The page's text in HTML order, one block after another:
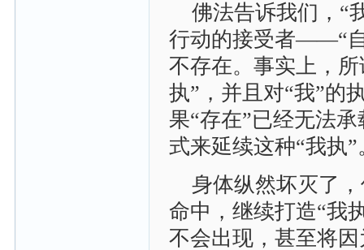
佛法告诉我们，“
行动的接受者——“自
不存在。事实上，
执”，并且对“我”的
果“存在”已经无法
式来延续这种“我执”
身体纵然坏灭了
命中，继续打造“我
不会出现，甚至将